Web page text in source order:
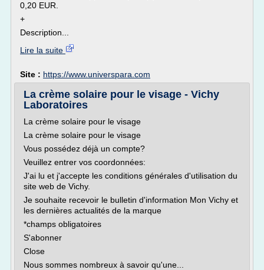
0,20 EUR.
+
Description...
Lire la suite
Site : https://www.universpara.com
La crème solaire pour le visage - Vichy
Laboratoires
La crème solaire pour le visage
La crème solaire pour le visage
Vous possédez déjà un compte?
Veuillez entrer vos coordonnées:
J'ai lu et j'accepte les conditions générales d'utilisation du
site web de Vichy.
Je souhaite recevoir le bulletin d'information Mon Vichy et
les dernières actualités de la marque
*champs obligatoires
S'abonner
Close
Nous sommes nombreux à savoir qu'une...